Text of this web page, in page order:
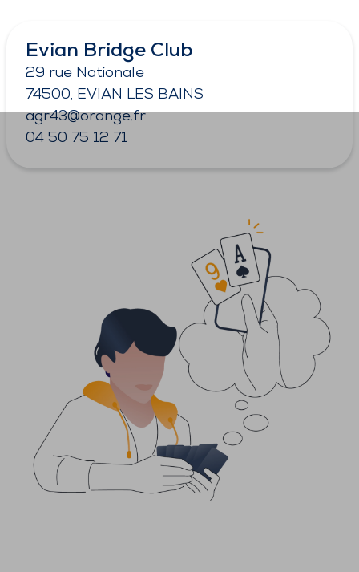
Evian Bridge Club
29 rue Nationale
74500, EVIAN LES BAINS
agr43@orange.fr
04 50 75 12 71